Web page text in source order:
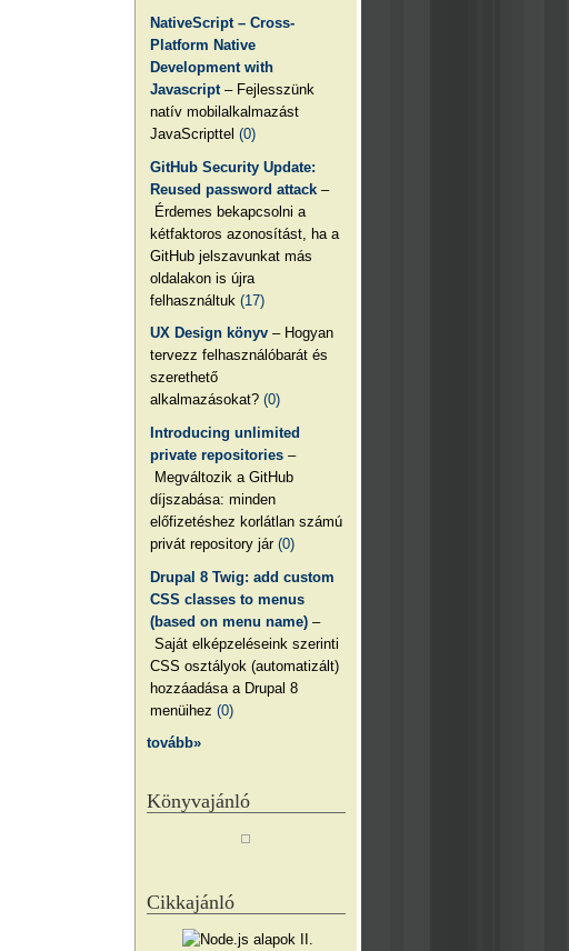
NativeScript – Cross-
Platform Native
Development with
Javascript – Fejlesszünk
natív mobilalkalmazást
JavaScripttel(0)
GitHub Security Update:
Reused password attack –
Érdemes bekapcsolni a
kétfaktoros azonosítást, ha a
GitHub jelszavunkat más
oldalakon is újra
felhasználtuk(17)
UX Design könyv – Hogyan
tervezz felhasználóbarát és
szerethető
alkalmazásokat?(0)
Introducing unlimited
private repositories –
Megváltozik a GitHub
díjszabása: minden
előfizetéshez korlátlan számú
privát repository jár(0)
Drupal 8 Twig: add custom
CSS classes to menus
(based on menu name) –
Saját elképzeléseink szerinti
CSS osztályok (automatizált)
hozzáadása a Drupal 8
menüihez(0)
tovább»
Könyvajánló
Cikkajánló